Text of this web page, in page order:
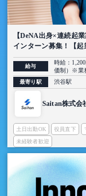
【DeNA出身×連続起
インターン募集！【
定】
給与
時給：
価制）※業
最寄り駅 渋谷駅
Saitan株式会
土日出勤OK 役員直下
未経験者歓迎